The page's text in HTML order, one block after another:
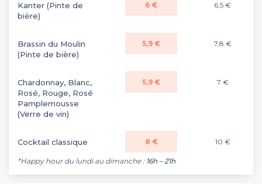
Kanter (Pinte de
bière)
6 € 6,5 €
Brassin du Moulin
(Pinte de bière)
5,9 € 7,8 €
Chardonnay, Blanc,
Rosé, Rouge, Rosé
Pamplemousse
(Verre de vin)
5,9 € 7 €
Cocktail classique 8 € 10 €
*Happy hour du lundi au dimanche : 16h – 21h